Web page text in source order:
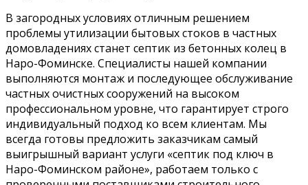
В загородных условиях отличным решением
проблемы утилизации бытовых стоков в частных
домовладениях станет септик из бетонных колец в
Наро-Фоминске. Специалисты нашей компании
выполняются монтаж и последующее обслуживание
частных очистных сооружений на высоком
профессиональном уровне, что гарантирует строго
индивидуальный подход ко всем клиентам. Мы
всегда готовы предложить заказчикам самый
выигрышный вариант услуги «септик под ключ в
Наро-Фоминском районе», работаем только с